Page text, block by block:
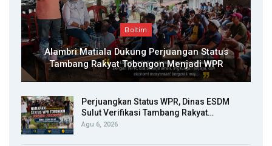
Boltim
Alambri Matiala Dukung Perjuangan Status
Tambang Rakyat Tobongon Menjadi WPR
Perjuangkan Status WPR, Dinas ESDM
Sulut Verifikasi Tambang Rakyat…
Agu 6, 2026